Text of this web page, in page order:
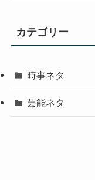
カテゴリー
時事ネタ
芸能ネタ